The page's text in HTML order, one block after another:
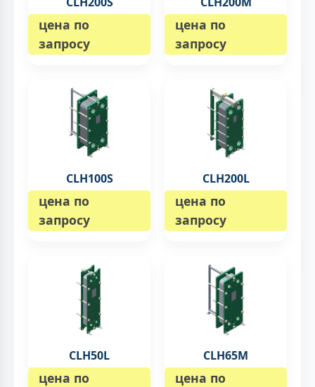
цена по
запросу
цена по
запросу
CLH100S
цена по
запросу
CLH200L
цена по
запросу
CLH50L
цена по
CLH65M
цена по